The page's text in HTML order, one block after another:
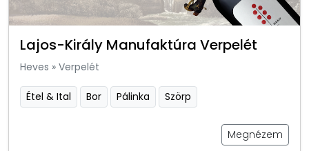
Lajos-Király Manufaktúra Verpelét
Heves » Verpelét
Étel & Ital Bor Pálinka Szörp
Megnézem